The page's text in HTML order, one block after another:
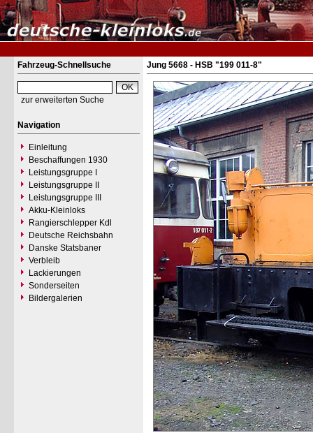
Fahrzeug-Schnellsuche
zur erweiterten Suche
Navigation
Einleitung
Beschaffungen 1930
Leistungsgruppe I
Leistungsgruppe II
Leistungsgruppe III
Akku-Kleinloks
Rangierschlepper Kdl
Deutsche Reichsbahn
Danske Statsbaner
Verbleib
Lackierungen
Sonderseiten
Bildergalerien
Jung 5668 - HSB "199 011-8"